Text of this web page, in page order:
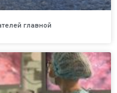
главной